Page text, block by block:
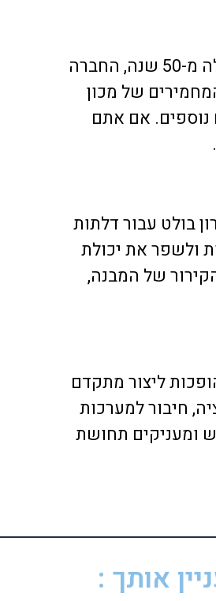
חברת פאר אנפון היא המובילה בארץ בייצור והתקנת דלתות חשמליות. עם ניסיון של למעלה מ-50 שנה, החברה
של מכון
נוספים. אם אתם
בולט עבור דלתות
ולשפר את יכולת
של המבנה,
ליצור מתקדם
חיבור למערכות
ומעניקים תחושת
אותך :